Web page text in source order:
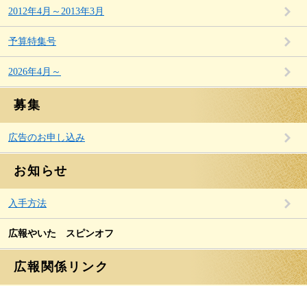
2012年4月～2013年3月
予算特集号
2026年4月～
募集
広告のお申し込み
お知らせ
入手方法
広報やいた スピンオフ
広報関係リンク